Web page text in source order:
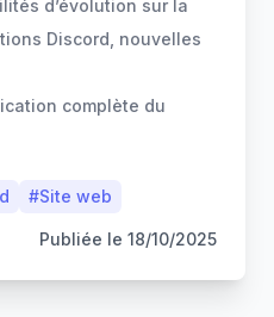
d’évolution sur la
Discord, nouvelles
complète du
#Site web
Publiée le 18/10/2025